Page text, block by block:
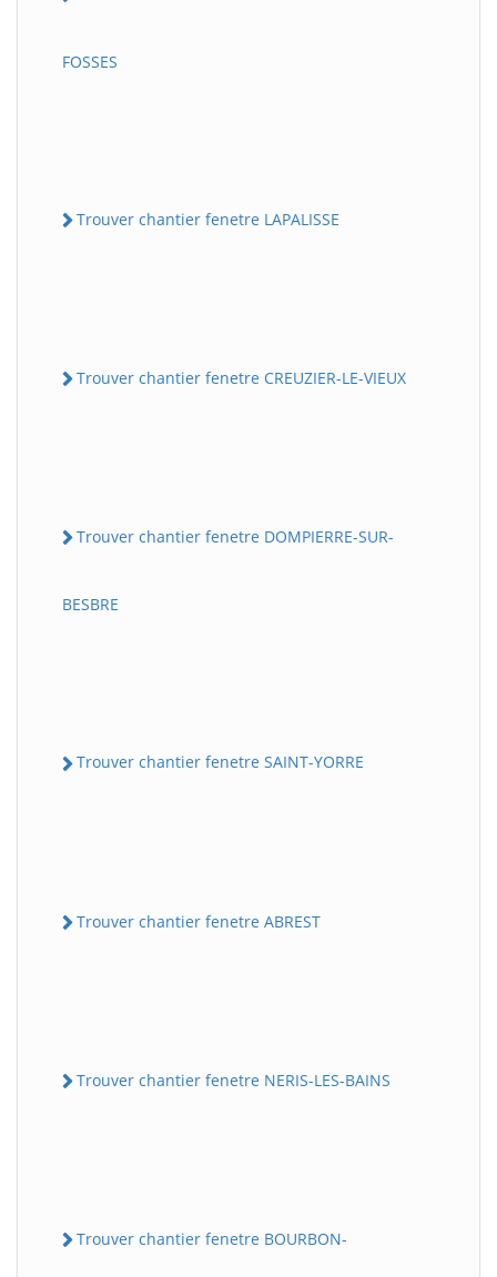
FOSSES
Trouver chantier fenetre LAPALISSE
Trouver chantier fenetre CREUZIER-LE-VIEUX
Trouver chantier fenetre DOMPIERRE-SUR-
BESBRE
Trouver chantier fenetre SAINT-YORRE
Trouver chantier fenetre ABREST
Trouver chantier fenetre NERIS-LES-BAINS
Trouver chantier fenetre BOURBON-